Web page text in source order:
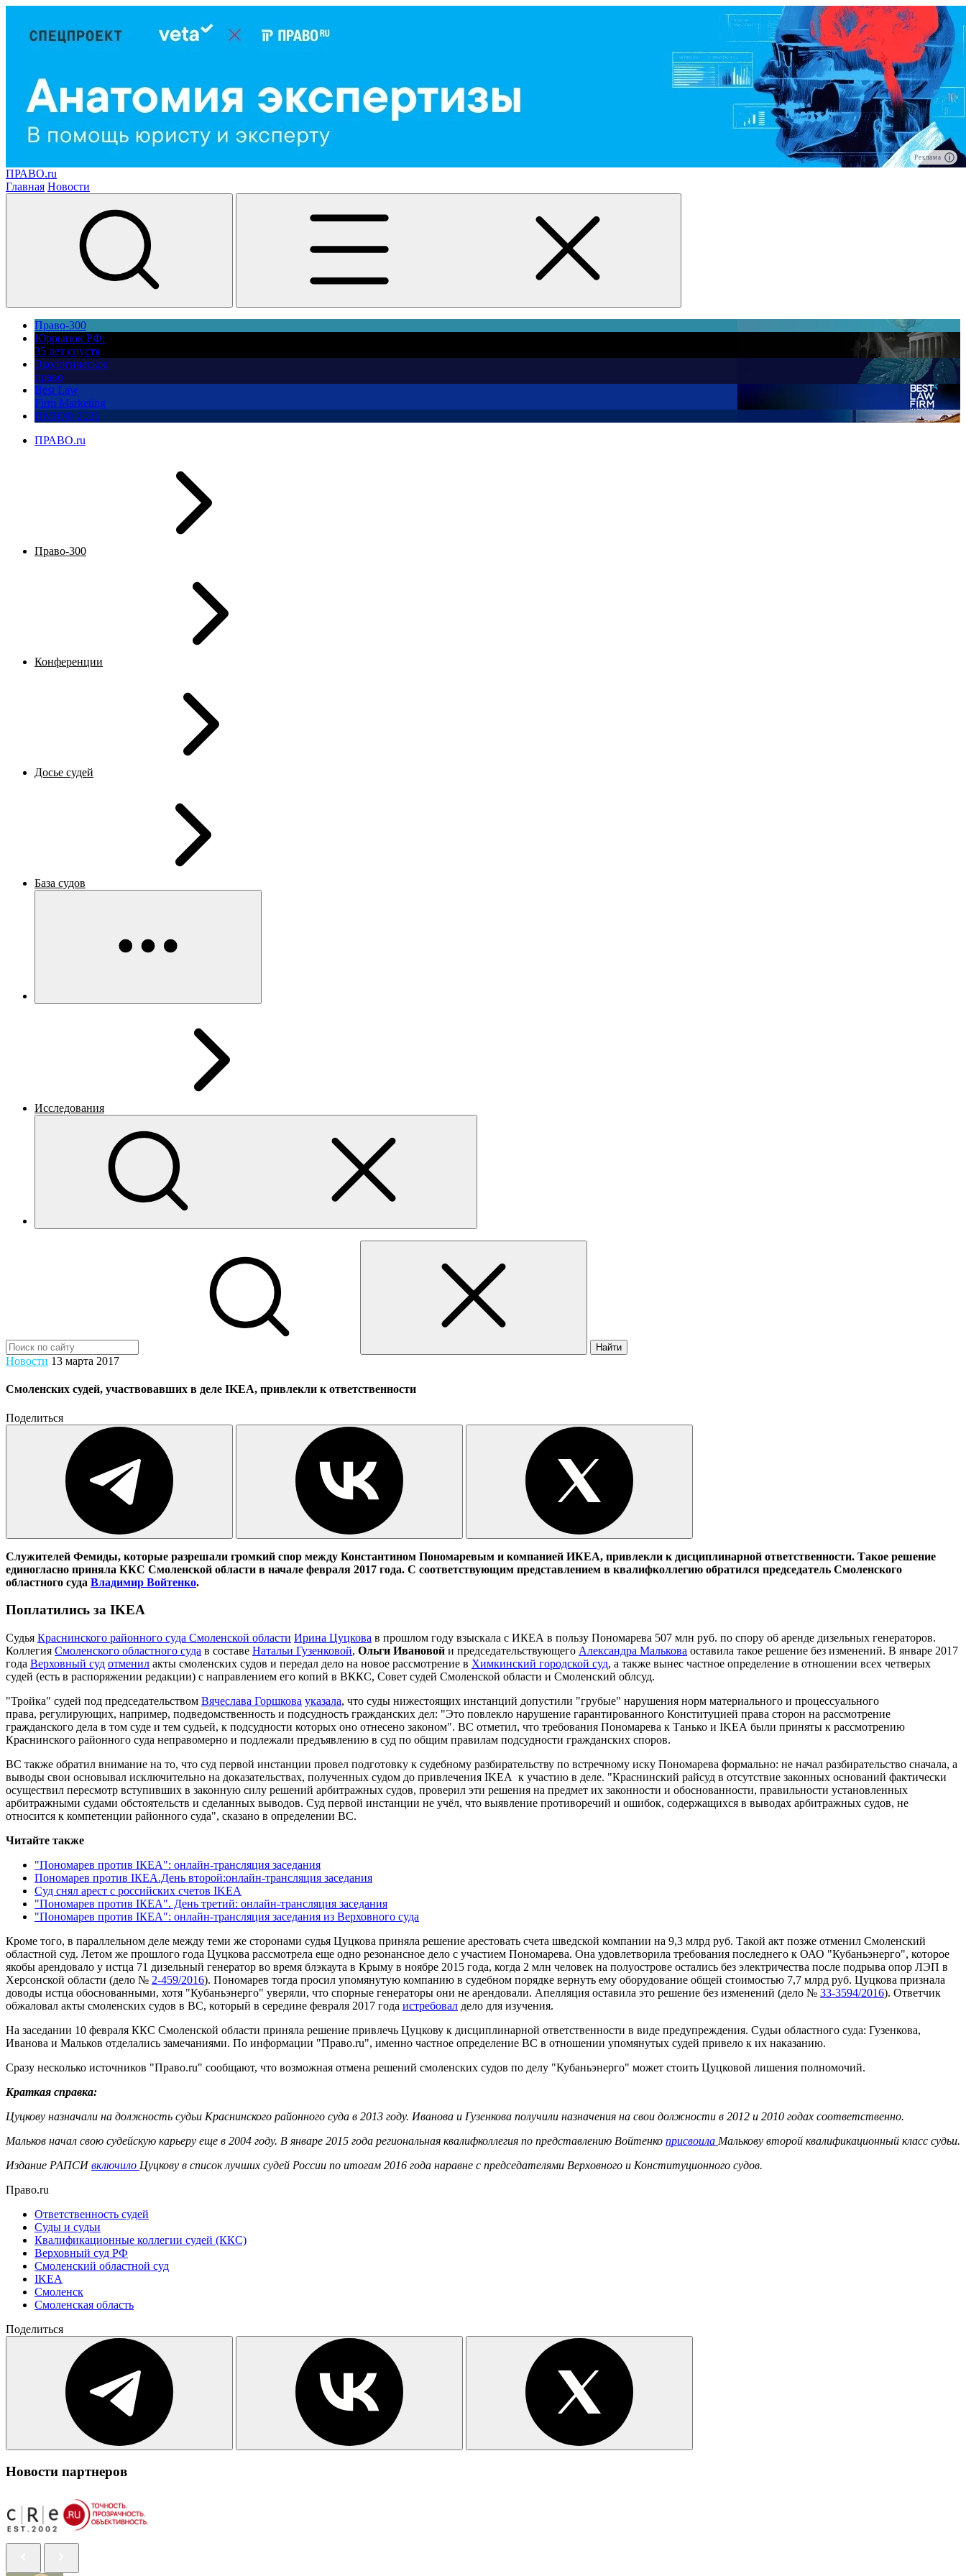
Реклама
ПРАВО.ru
Главная Новости
Право-300
Юррынок РФ:
35 лет спустя
Экологическое
право
Best Law
Firm Marketing
ПМЮФ 2026
ПРАВО.ru
Право-300
Конференции
Досье судей
База судов
Исследования
Найти
Новости 13 марта 2017
Смоленских судей, участвовавших в деле IKEA, привлекли к ответственности
Поделиться
Служителей Фемиды, которые разрешали громкий спор между Константином Пономаревым и компанией ИКЕА, привлекли к дисциплинарной ответственности. Такое решение
единогласно приняла ККС Смоленской области в начале февраля 2017 года. С соответствующим представлением в квалифколлегию обратился председатель Смоленского
областного суда Владимир Войтенко.
Поплатились за IKEA
Судья Краснинского районного суда Смоленской области Ирина Цуцкова в прошлом году взыскала с ИКЕА в пользу Пономарева 507 млн руб. по спору об аренде дизельных генераторов.
Коллегия Смоленского областного суда в составе Натальи Гузенковой, Ольги Ивановой и председательствующего Александра Малькова оставила такое решение без изменений. В январе 2017
года Верховный суд отменил акты смоленских судов и передал дело на новое рассмотрение в Химкинский городской суд, а также вынес частное определение в отношении всех четверых
судей (есть в распоряжении редакции) с направлением его копий в ВККС, Совет судей Смоленской области и Смоленский облсуд.
"Тройка" судей под председательством Вячеслава Горшкова указала, что суды нижестоящих инстанций допустили "грубые" нарушения норм материального и процессуального
права, регулирующих, например, подведомственность и подсудность гражданских дел: "Это повлекло нарушение гарантированного Конституцией права сторон на рассмотрение
гражданского дела в том суде и тем судьей, к подсудности которых оно отнесено законом". ВС отметил, что требования Пономарева к Танько и IKEA были приняты к рассмотрению
Краснинского районного суда неправомерно и подлежали предъявлению в суд по общим правилам подсудности гражданских споров.
ВС также обратил внимание на то, что суд первой инстанции провел подготовку к судебному разбирательству по встречному иску Пономарева формально: не начал разбирательство сначала, а
выводы свои основывал исключительно на доказательствах, полученных судом до привлечения IKEA к участию в деле. "Краснинский райсуд в отсутствие законных оснований фактически
осуществил пересмотр вступивших в законную силу решений арбитражных судов, проверил эти решения на предмет их законности и обоснованности, правильности установленных
арбитражными судами обстоятельств и сделанных выводов. Суд первой инстанции не учёл, что выявление противоречий и ошибок, содержащихся в выводах арбитражных судов, не
относится к компетенции районного суда", сказано в определении ВС.
Читайте также
"Пономарев против IКЕА": онлайн-трансляция заседания
Пономарев против IКЕА.День второй:онлайн-трансляция заседания
Суд снял арест с российских счетов IKEA
"Пономарев против IКЕА". День третий: онлайн-трансляция заседания
"Пономарев против IКЕА": онлайн-трансляция заседания из Верховного суда
Кроме того, в параллельном деле между теми же сторонами судья Цуцкова приняла решение арестовать счета шведской компании на 9,3 млрд руб. Такой акт позже отменил Смоленский
областной суд. Летом же прошлого года Цуцкова рассмотрела еще одно резонансное дело с участием Пономарева. Она удовлетворила требования последнего к ОАО "Кубаньэнерго", которое
якобы арендовало у истца 71 дизельный генератор во время блэкаута в Крыму в ноябре 2015 года, когда 2 млн человек на полуострове остались без электричества после подрыва опор ЛЭП в
Херсонской области (дело № 2-459/2016). Пономарев тогда просил упомянутую компанию в судебном порядке вернуть ему оборудование общей стоимостью 7,7 млрд руб. Цуцкова признала
доводы истца обоснованными, хотя "Кубаньэнерго" уверяли, что спорные генераторы они не арендовали. Апелляция оставила это решение без изменений (дело № 33-3594/2016). Ответчик
обжаловал акты смоленских судов в ВС, который в середине февраля 2017 года истребовал дело для изучения.
На заседании 10 февраля ККС Смоленской области приняла решение привлечь Цуцкову к дисциплинарной ответственности в виде предупреждения. Судьи областного суда: Гузенкова,
Иванова и Мальков отделались замечаниями. По информации "Право.ru", именно частное определение ВС в отношении упомянутых судей привело к их наказанию.
Сразу несколько источников "Право.ru" сообщают, что возможная отмена решений смоленских судов по делу "Кубаньэнерго" может стоить Цуцковой лишения полномочий.
Краткая справка:
Цуцкову назначали на должность судьи Краснинского районного суда в 2013 году. Иванова и Гузенкова получили назначения на свои должности в 2012 и 2010 годах соответственно.
Мальков начал свою судейскую карьеру еще в 2004 году. В январе 2015 года региональная квалифколлегия по представлению Войтенко присвоила Малькову второй квалификационный класс судьи.
Издание РАПСИвключило Цуцкову в список лучших судей России по итогам 2016 года наравне с председателями Верховного и Конституционного судов.
Право.ru
Ответственность судей
Суды и судьи
Квалификационные коллегии судей (ККС)
Верховный суд РФ
Смоленский областной суд
IKEA
Смоленск
Смоленская область
Поделиться
Новости партнеров